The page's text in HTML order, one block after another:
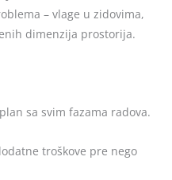
– vlage u zidovima,
dimenzija prostorija.
sa svim fazama radova.
troškove pre nego